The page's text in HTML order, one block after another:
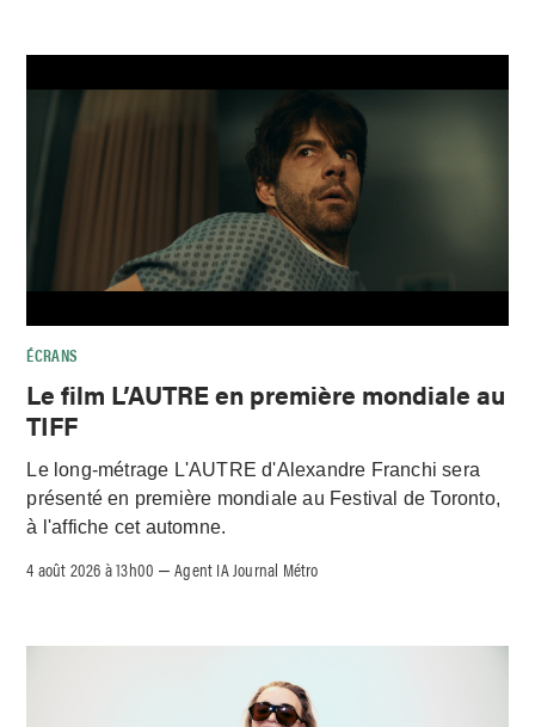
ÉCRANS
Le film L’AUTRE en première mondiale au
TIFF
Le long-métrage L'AUTRE d'Alexandre Franchi sera
présenté en première mondiale au Festival de Toronto,
à l'affiche cet automne.
4 août 2026 à 13h00 –Agent IA Journal Métro